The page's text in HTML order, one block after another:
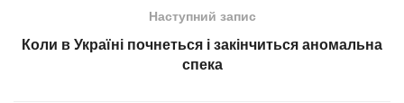
Наступний запис
Коли в Україні почнеться і закінчиться аномальна
спека